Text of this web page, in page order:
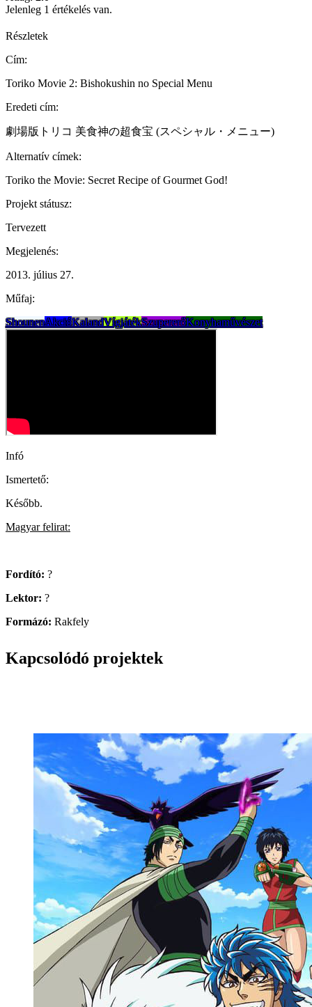
Jelenleg 1 értékelés van.
Részletek
Cím:
Toriko Movie 2: Bishokushin no Special Menu
Eredeti cím:
劇場版トリコ 美食神の超食宝 (スペシャル・メニュー)
Alternatív címek:
Toriko the Movie: Secret Recipe of Gourmet God!
Projekt státusz:
Tervezett
Megjelenés:
2013. július 27.
Műfaj:
ShounenAkcióKalandVígjátékSzupererőKonyhaművészet
Infó
Ismertető:
Később.
Magyar felirat:
Fordító: ?
Lektor: ?
Formázó: Rakfely
Kapcsolódó projektek